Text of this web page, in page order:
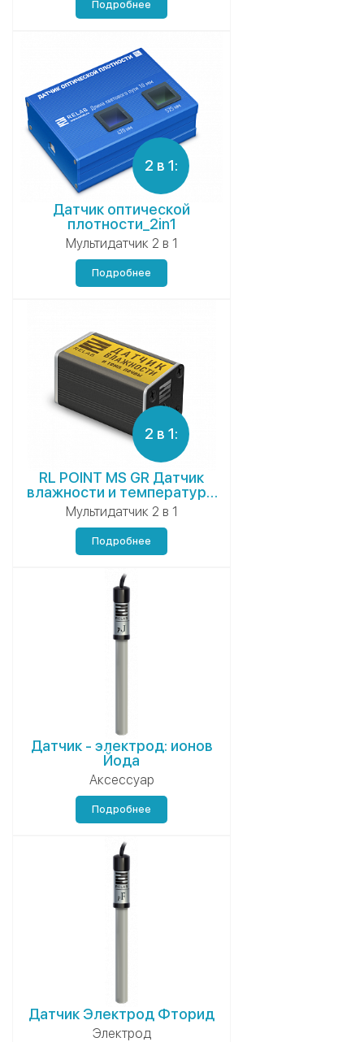
Подробнее
2 в 1:
Датчик оптической
плотности_2in1
Мультидатчик 2 в 1
Подробнее
2 в 1:
RL POINT MS GR Датчик
влажности и температуры
почвы
Мультидатчик 2 в 1
Подробнее
Датчик - электрод: ионов
Йода
Аксессуар
Подробнее
Датчик Электрод Фторид
Электрод